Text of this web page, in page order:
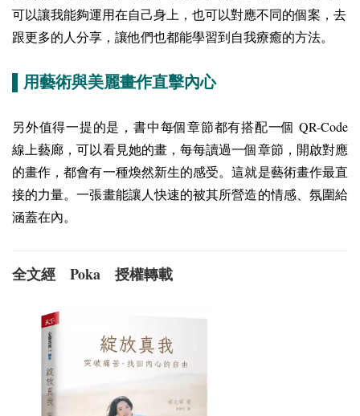
可以讓我能夠運用在自己身上，也可以對應不同的個案，去
跟更多的人分享，讓他們也都能學習到自我療癒的方法。
▌用藝術與美麗畫作直擊內心
另外值得一提的是，書中每個章節都有搭配一個 QR-Code
線上藝廊，可以看見她的畫，每每讀過一個章節，開啟對應
的畫作，都會有一種煥然新生的感受。這就是藝術畫作最直
接的力量。一張畫能讓人快速的被其所營造的情感、氛圍給
涵蓋在內。
全文經 Poka 授權轉載